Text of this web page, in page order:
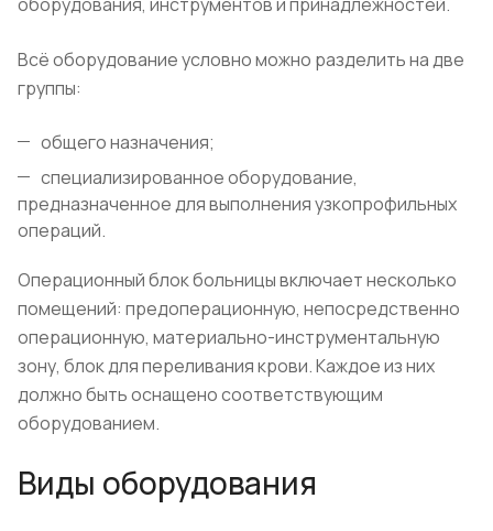
Всё оборудование условно можно разделить на две
группы:
общего назначения;
специализированное оборудование,
предназначенное для выполнения узкопрофильных
операций.
Операционный блок больницы включает несколько
помещений: предоперационную, непосредственно
операционную, материально-инструментальную
зону, блок для переливания крови. Каждое из них
должно быть оснащено соответствующим
оборудованием.
Виды оборудования